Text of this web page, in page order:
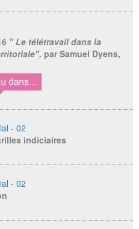
" Le télétravail dans la
par Samuel Dyens,
- 02
indiciaires
- 02